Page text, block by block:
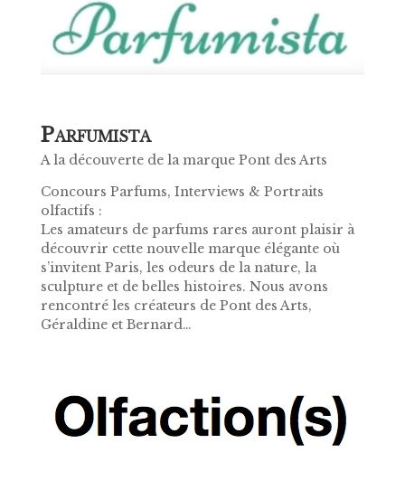
PARFUMISTA
A la découverte de la marque Pont des Arts
Concours Parfums, Interviews & Portraits
olfactifs :
Les amateurs de parfums rares auront plaisir à
découvrir cette nouvelle marque élégante où
s’invitent Paris, les odeurs de la nature, la
sculpture et de belles histoires. Nous avons
rencontré les créateurs de Pont des Arts,
Géraldine et Bernard…